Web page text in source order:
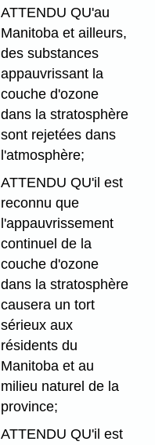
ATTENDU QU'au
Manitoba et ailleurs,
des substances
appauvrissant la
couche d'ozone
dans la stratosphère
sont rejetées dans
l'atmosphère;
ATTENDU QU'il est
reconnu que
l'appauvrissement
continuel de la
couche d'ozone
dans la stratosphère
causera un tort
sérieux aux
résidents du
Manitoba et au
milieu naturel de la
province;
ATTENDU QU'il est